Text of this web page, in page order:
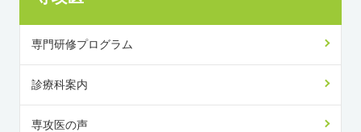
専門研修プログラム
診療科案内
専攻医の声